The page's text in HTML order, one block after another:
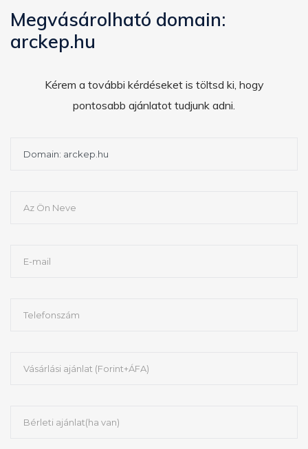
Megvásárolható domain:
arckep.hu
Kérem a további kérdéseket is töltsd ki, hogy
pontosabb ajánlatot tudjunk adni.